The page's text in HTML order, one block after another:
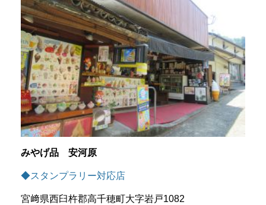
みやげ品 安河原
◆スタンプラリー対応店
宮﨑県西臼杵郡高千穂町大字岩戸1082